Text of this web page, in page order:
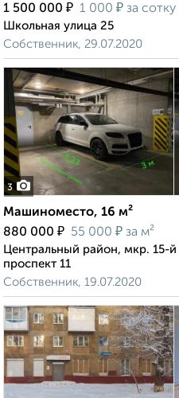
1 500 000 ₽ 1 000 ₽ за сотку
Школьная улица 25
Собственник, 29.07.2020
3
Машиноместо, 16 м²
880 000 ₽ 55 000 ₽ за м²
Центральный район, мкр. 15-
проспект 11
Собственник, 19.07.2020